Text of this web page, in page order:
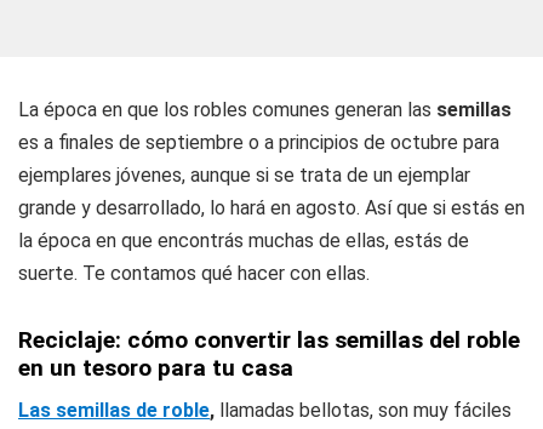
La época en que los robles comunes generan las semillas
es a finales de septiembre o a principios de octubre para
ejemplares jóvenes, aunque si se trata de un ejemplar
grande y desarrollado, lo hará en agosto. Así que si estás en
la época en que encontrás muchas de ellas, estás de
suerte. Te contamos qué hacer con ellas.
Reciclaje: cómo convertir las semillas del roble
en un tesoro para tu casa
Las semillas de roble, llamadas bellotas, son muy fáciles